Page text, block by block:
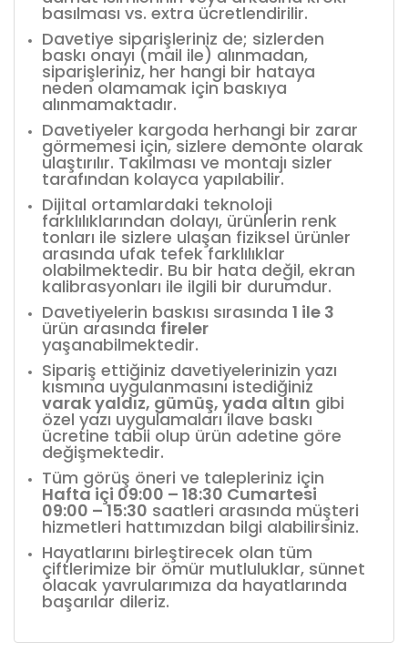
basılması vs. extra ücretlendirilir.
Davetiye siparişleriniz de; sizlerden
baskı onayı (mail ile) alınmadan,
siparişleriniz, her hangi bir hataya
neden olamamak için baskıya
alınmamaktadır.
Davetiyeler kargoda herhangi bir zarar
görmemesi için, sizlere demonte olarak
ulaştırılır. Takılması ve montajı sizler
tarafından kolayca yapılabilir.
Dijital ortamlardaki teknoloji
farklılıklarından dolayı, ürünlerin renk
tonları ile sizlere ulaşan fiziksel ürünler
arasında ufak tefek farklılıklar
olabilmektedir. Bu bir hata değil, ekran
kalibrasyonları ile ilgili bir durumdur.
Davetiyelerin baskısı sırasında 1 ile 3
ürün arasında fireler
yaşanabilmektedir.
Sipariş ettiğiniz davetiyelerinizin yazı
kısmına uygulanmasını istediğiniz
varak yaldız, gümüş, yada altın gibi
özel yazı uygulamaları ilave baskı
ücretine tabii olup ürün adetine göre
değişmektedir.
Tüm görüş öneri ve talepleriniz için
Hafta içi 09:00 – 18:30 Cumartesi
09:00 – 15:30 saatleri arasında müşteri
hizmetleri hattımızdan bilgi alabilirsiniz.
Hayatlarını birleştirecek olan tüm
çiftlerimize bir ömür mutluluklar, sünnet
olacak yavrularımıza da hayatlarında
başarılar dileriz.